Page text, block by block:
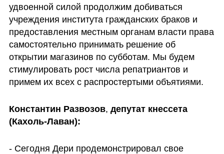
удвоенной силой продолжим добиваться
учреждения института гражданских браков и
предоставления местным органам власти права
самостоятельно принимать решение об
открытии магазинов по субботам. Мы будем
стимулировать рост числа репатриантов и
примем их всех с распростертыми объятиями.
Константин Развозов, депутат кнессета
(Кахоль-Лаван):
- Сегодня Дери продемонстрировал свое